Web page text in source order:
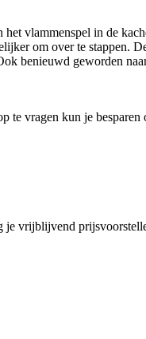
vlammenspel in de
om over te stappen.
benieuwd geworden
vragen kun je besparen
vrijblijvend